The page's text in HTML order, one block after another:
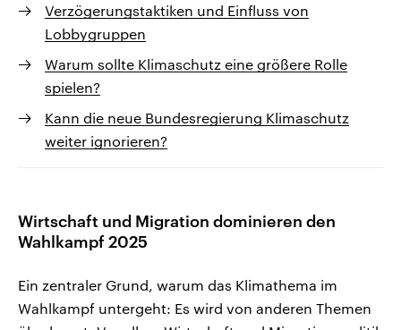
Verzögerungstaktiken und Einfluss von
Lobbygruppen
Warum sollte Klimaschutz eine größere Rolle
spielen?
Kann die neue Bundesregierung Klimaschutz
weiter ignorieren?
Wirtschaft und Migration dominieren den
Wahlkampf 2025
Ein zentraler Grund, warum das Klimathema im
Wahlkampf untergeht: Es wird von anderen Themen